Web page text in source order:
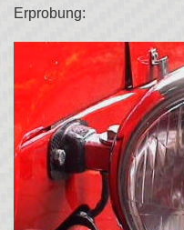
Erprobung: